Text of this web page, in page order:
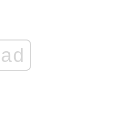
ad